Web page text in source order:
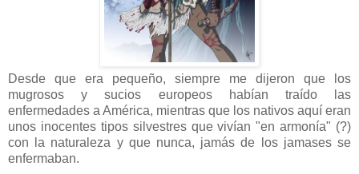
Desde que era pequeño, siempre me dijeron que los
mugrosos y sucios europeos habían traído las
enfermedades a América, mientras que los nativos aquí eran
unos inocentes tipos silvestres que vivían "en armonía" (?)
con la naturaleza y que nunca, jamás de los jamases se
enfermaban.